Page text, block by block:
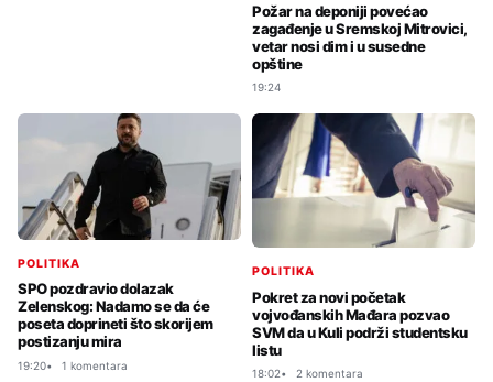
Požar na deponiji povećao
zagađenje u Sremskoj Mitrovici,
vetar nosi dim i u susedne
opštine
19:24
POLITIKA
SPO pozdravio dolazak
Zelenskog: Nadamo se da će
poseta doprineti što skorijem
postizanju mira
19:20 1 komentara
POLITIKA
Pokret za novi početak
vojvođanskih Mađara pozvao
SVM da u Kuli podrži studentsku
listu
18:02 2 komentara